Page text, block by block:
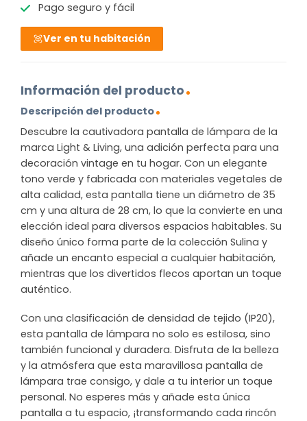
Pago seguro y fácil
Ver en tu habitación
Información del producto
Descripción del producto
Descubre la cautivadora pantalla de lámpara de la
marca Light & Living, una adición perfecta para una
decoración vintage en tu hogar. Con un elegante
tono verde y fabricada con materiales vegetales de
alta calidad, esta pantalla tiene un diámetro de 35
cm y una altura de 28 cm, lo que la convierte en una
elección ideal para diversos espacios habitables. Su
diseño único forma parte de la colección Sulina y
añade un encanto especial a cualquier habitación,
mientras que los divertidos flecos aportan un toque
auténtico.
Con una clasificación de densidad de tejido (IP20),
esta pantalla de lámpara no solo es estilosa, sino
también funcional y duradera. Disfruta de la belleza
y la atmósfera que esta maravillosa pantalla de
lámpara trae consigo, y dale a tu interior un toque
personal. No esperes más y añade esta única
pantalla a tu espacio, ¡transformando cada rincón